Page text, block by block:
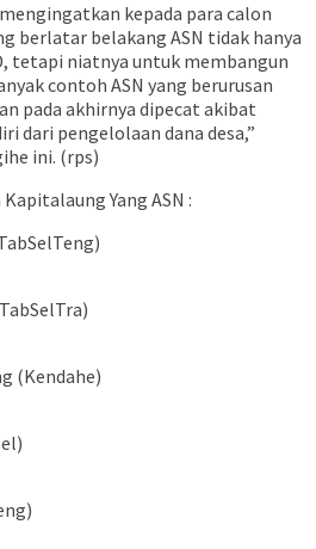
kepada para calon
berlatar belakang ASN tidak hanya
tetapi niatnya untuk membangun
contoh ASN yang berurusan
pada akhirnya dipecat akibat
dari pengelolaan dana desa,”
ini. (rps)
Yang ASN :
(Kendahe)